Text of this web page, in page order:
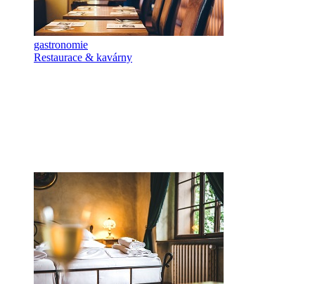
gastronomie
Restaurace & kavárny